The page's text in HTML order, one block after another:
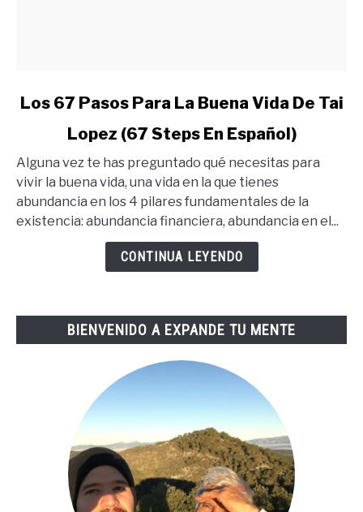
link
67
Pasos
Para
Steps
Los 67 Pasos Para La Buena Vida De Tai
Lopez (67 Steps En Español)
Alguna vez te has preguntado qué necesitas para
vivir la buena vida, una vida en la que tienes
abundancia en los 4 pilares fundamentales de la
existencia: abundancia financiera, abundancia en el...
CONTINUA LEYENDO
BIENVENIDO A EXPANDE TU MENTE